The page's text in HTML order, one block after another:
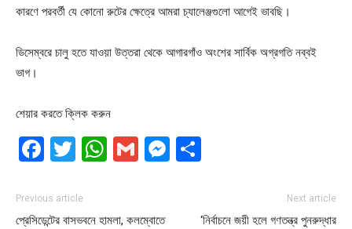
কারণে পরবর্তী যে কোনো রুটের ক্ষেত্রে আমরা চ্যালেঞ্জগুলো আগেই ভাবছি।
ডিসেম্বরে চালু হতে যাওয়া উত্তরা থেকে আগারগাঁও অংশের সার্বিক অগ্রগতি নব্বই
ভাগ।
শেয়ার করতে ক্লিক করুন
Facebook
Twitter
WhatsApp
GmailMessenger
Previous article
প্রেসিডেন্টের বাসভবনে হামলা, কলম্বোতে
Next article
‘নির্বাচনে জয়ী হলে গণতন্ত্র পুনরুদ্ধার